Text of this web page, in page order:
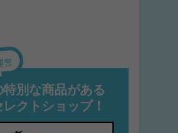
営
特別な商品がある
クトショップ！